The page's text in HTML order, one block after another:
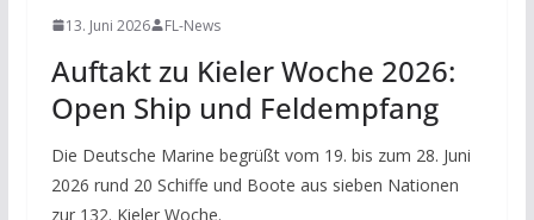
13. Juni 2026 FL-News
Auftakt zu Kieler Woche 2026:
Open Ship und Feldempfang
Die Deutsche Marine begrüßt vom 19. bis zum 28. Juni
2026 rund 20 Schiffe und Boote aus sieben Nationen
zur 132. Kieler Woche.